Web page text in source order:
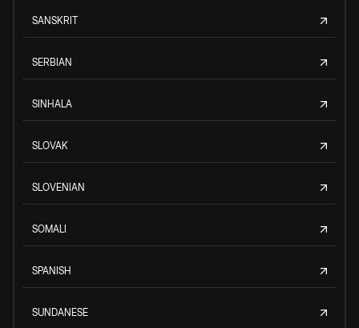
SANSKRIT
SERBIAN
SINHALA
SLOVAK
SLOVENIAN
SOMALI
SPANISH
SUNDANESE